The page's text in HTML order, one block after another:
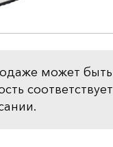
может быть
соответствует